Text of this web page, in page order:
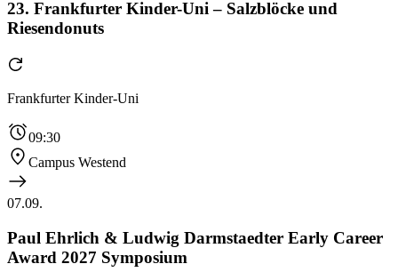
23. Frankfurter Kinder-Uni – Salzblöcke und
Riesendonuts
Frankfurter Kinder-Uni
09:30
Campus Westend
07.09.
Paul Ehrlich & Ludwig Darmstaedter Early Career
Award 2027 Symposium